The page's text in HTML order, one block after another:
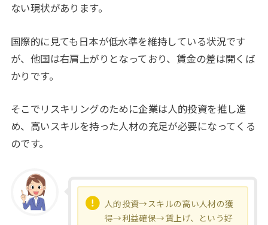
ない現状があります。
国際的に見ても日本が低水準を維持している状況です
が、他国は右肩上がりとなっており、賃金の差は開くば
かりです。
そこでリスキリングのために企業は人的投資を推し進
め、高いスキルを持った人材の充足が必要になってくる
のです。
人的投資→スキルの高い人材の獲
得→利益確保→賃上げ、という好